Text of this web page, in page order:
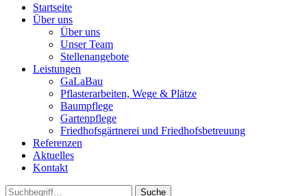
Startseite
Über uns
Über uns
Unser Team
Stellenangebote
Leistungen
GaLaBau
Pflasterarbeiten, Wege & Plätze
Baumpflege
Gartenpflege
Friedhofsgärtnerei und Friedhofsbetreuung
Referenzen
Aktuelles
Kontakt
Suche